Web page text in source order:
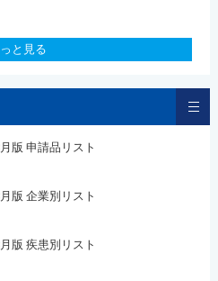
と見る
版 申請品リスト
版 企業別リスト
版 疾患別リスト